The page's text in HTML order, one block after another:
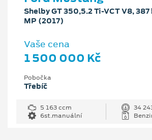
Shelby GT 350,5.2 Ti-VCT V8,
MP (2017)
Vaše cena
1 500 000 Kč
Pobočka
Třebíč
5 163 ccm
34
6st.manuální